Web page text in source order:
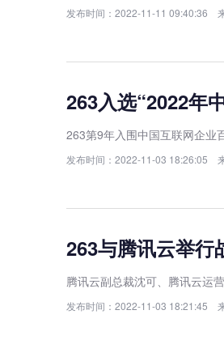
发布时间：2022-11-11 09:40:36
263入选“2022年
263第9年入围中国互联网企业
发布时间：2022-11-03 18:26:05
263与腾讯云举行
腾讯云副总裁沈可、腾讯云运
发布时间：2022-11-03 18:21:45